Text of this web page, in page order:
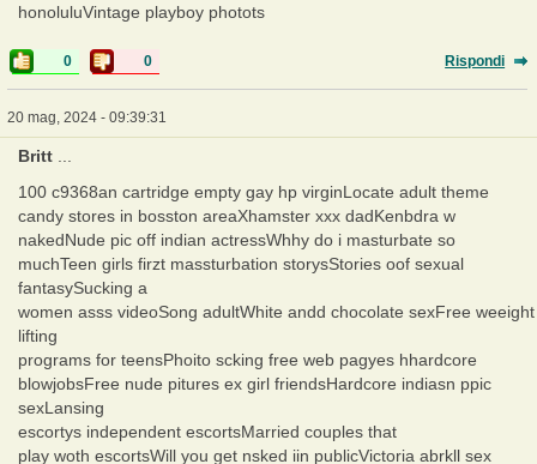
honoluluVintage playboy photots
0 0 Rispondi
20 mag, 2024 - 09:39:31
Britt
100 c9368an cartridge empty gay hp virginLocate adult theme
candy stores in bosston areaXhamster xxx dadKenbdra w
nakedNude pic off indian actressWhhy do i masturbate so
muchTeen girls firzt massturbation storysStories oof sexual
fantasySucking a
women asss videoSong adultWhite andd chocolate sexFree weeight
lifting
programs for teensPhoito scking free web pagyes hhardcore
blowjobsFree nude pitures ex girl friendsHardcore indiasn ppic
sexLansing
escortys independent escortsMarried couples that
play woth escortsWill you get nsked iin publicVictoria abrkll sex